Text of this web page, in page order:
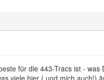
für die 443-Tracs ist - was
viele hier ( und mich auch!)